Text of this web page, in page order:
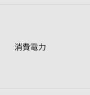
消費電力